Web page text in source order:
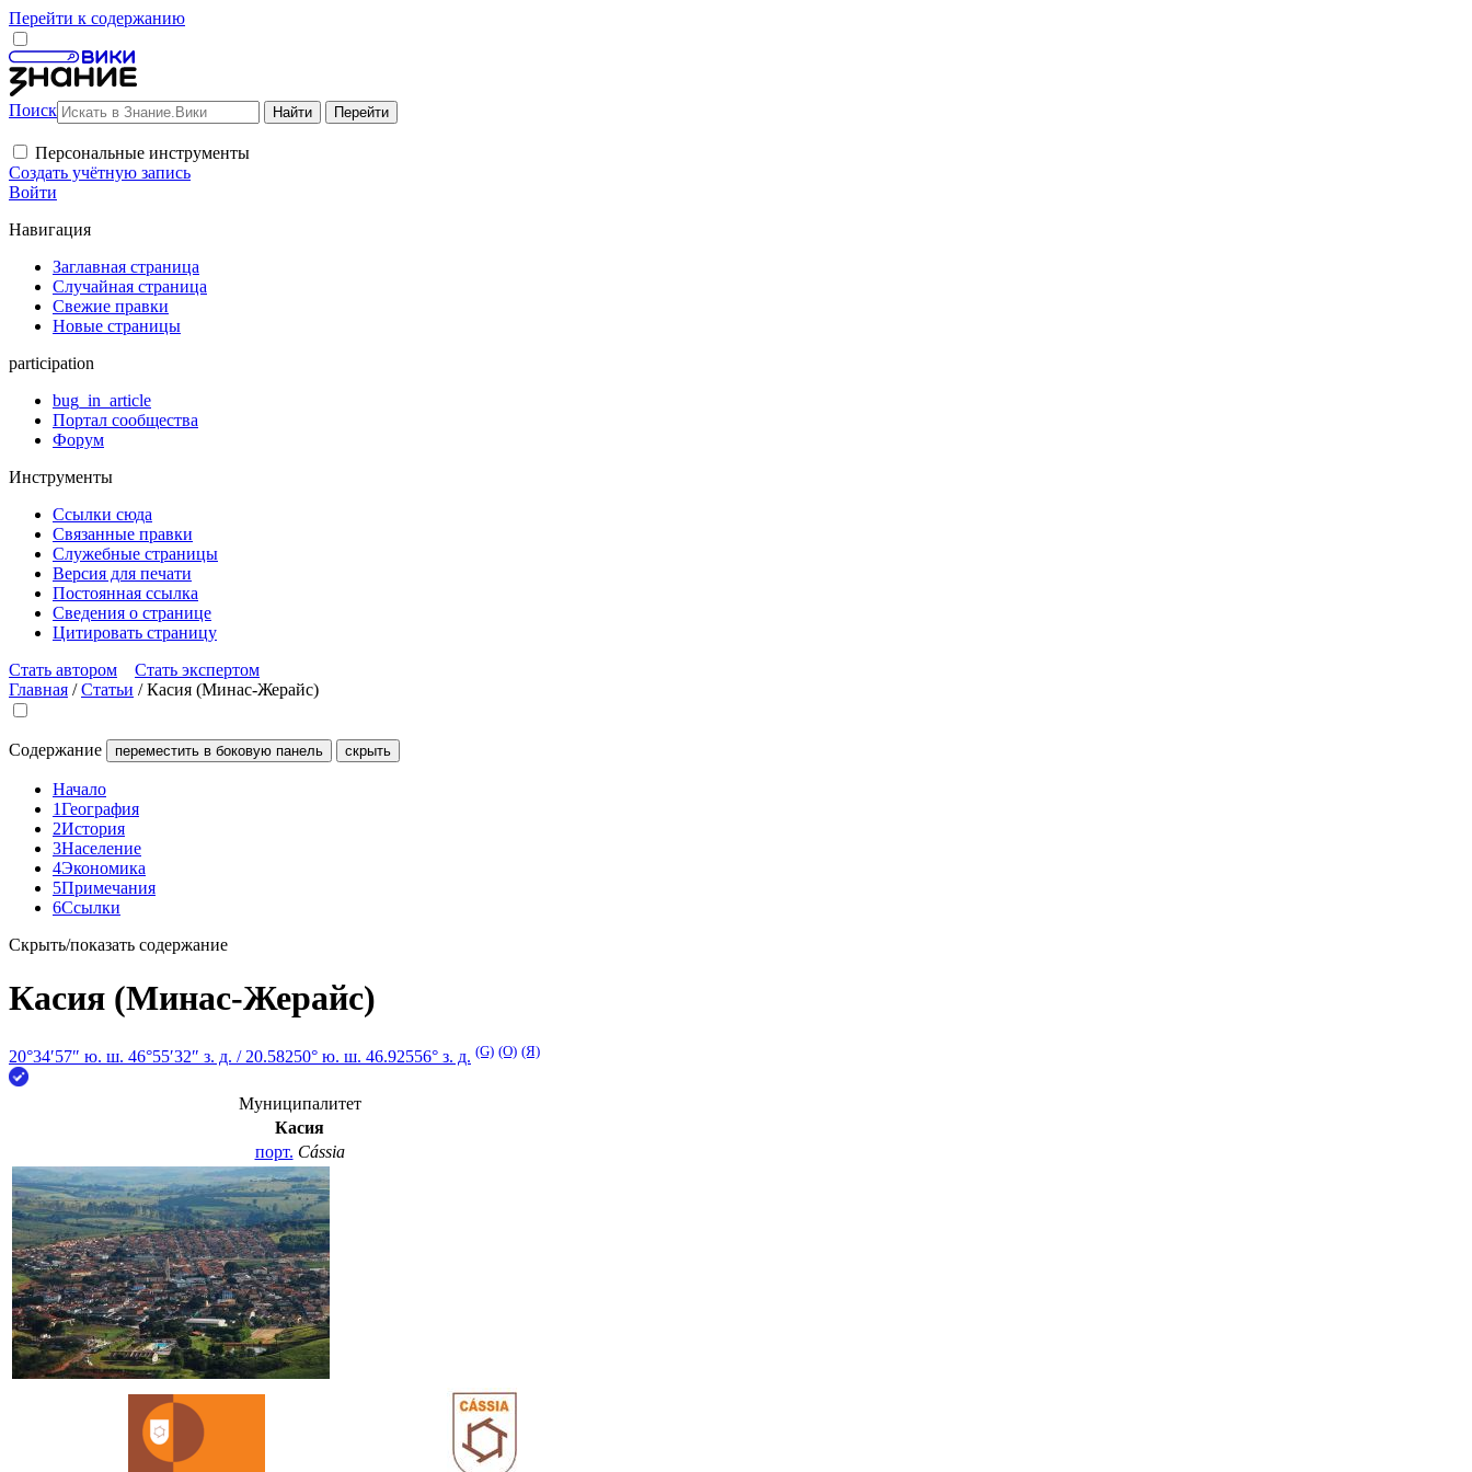
Перейти к содержанию
Поиск
Персональные инструменты
Создать учётную запись
Войти
Навигация
Заглавная страница
Случайная страница
Свежие правки
Новые страницы
participation
bug_in_article
Портал сообщества
Форум
Инструменты
Ссылки сюда
Связанные правки
Служебные страницы
Версия для печати
Постоянная ссылка
Сведения о странице
Цитировать страницу
Стать автором
Стать экспертом
Главная /Статьи /Касия (Минас-Жерайс)
Содержание переместить в боковую панель скрыть
Начало
1География
2История
3Население
4Экономика
5Примечания
6Ссылки
Скрыть/показать содержание
Касия (Минас-Жерайс)
20°34′57″ ю. ш. 46°55′32″ з. д. / 20.58250° ю. ш. 46.92556° з. д. (G) (O) (Я)
Муниципалитет
Касия
порт. Cássia